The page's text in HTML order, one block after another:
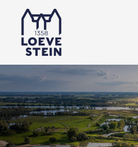
Ontdek Loevestein
Plan je bezoek
Feesten & zakelijk